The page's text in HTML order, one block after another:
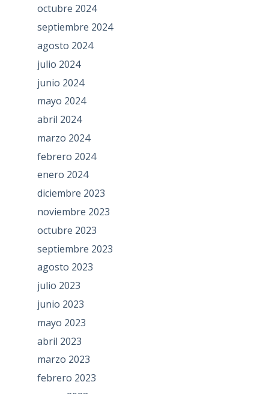
octubre 2024
septiembre 2024
agosto 2024
julio 2024
junio 2024
mayo 2024
abril 2024
marzo 2024
febrero 2024
enero 2024
diciembre 2023
noviembre 2023
octubre 2023
septiembre 2023
agosto 2023
julio 2023
junio 2023
mayo 2023
abril 2023
marzo 2023
febrero 2023